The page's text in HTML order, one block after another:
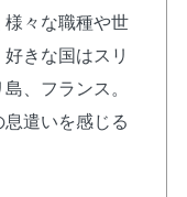
様々な職種や世
きな国はスリ
、フランス。
遣いを感じる